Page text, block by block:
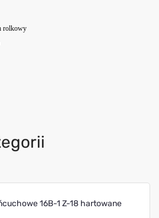
rolkowy
16B-1 Z-18 hartowane